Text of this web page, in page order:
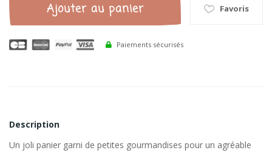
Ajouter au panier Favoris
Paiements sécurisés
Description
Un joli panier garni de petites gourmandises pour un agréable